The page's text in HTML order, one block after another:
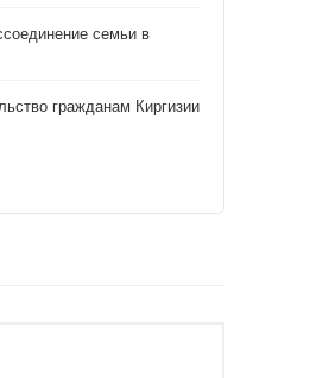
семьи в
гражданам Киргизии